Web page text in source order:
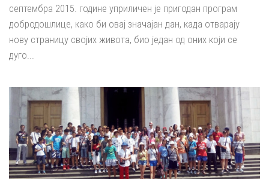
септембра 2015. године уприличен је пригодан програм
добродошлице, како би овај значајан дан, када отварају
нову страницу својих живота, био један од оних који се
дуго...